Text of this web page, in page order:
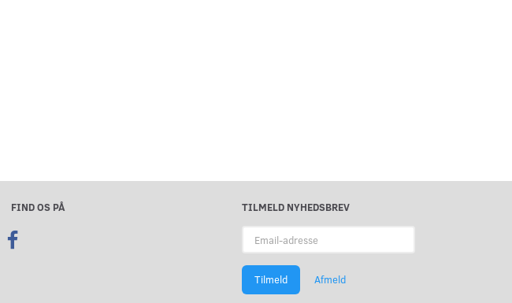
FIND OS PÅ
TILMELD NYHEDSBREV
adresse
Tilmeld Afmeld